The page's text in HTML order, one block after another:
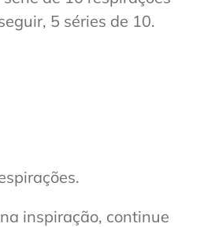
5 séries de 10.
inspiração, continue